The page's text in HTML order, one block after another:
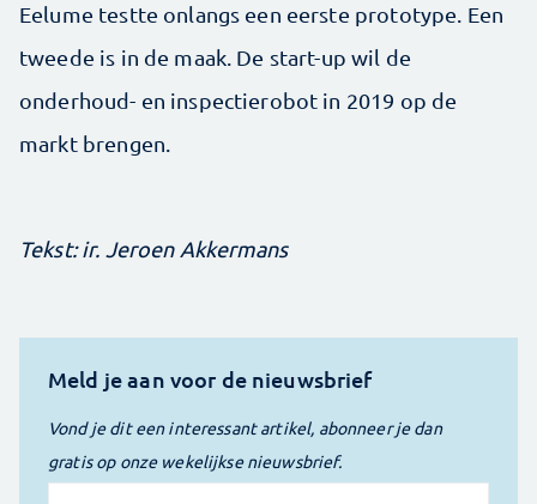
Eelume testte onlangs een eerste prototype. Een
tweede is in de maak. De start-up wil de
onderhoud- en inspectierobot in 2019 op de
markt ­brengen.
Tekst: ir. Jeroen Akkermans
Meld je aan voor de nieuwsbrief
Vond je dit een interessant artikel, abonneer je dan
gratis op onze wekelijkse nieuwsbrief.